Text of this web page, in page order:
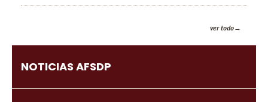
ver todo
NOTICIAS AFSDP